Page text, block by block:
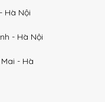
Hà Nội
- Hà Nội
- Hà